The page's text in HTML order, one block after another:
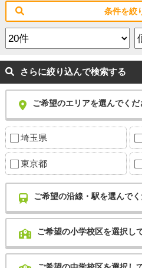
条件を絞
さらに絞り込んで検索する
ご希望のエリアを選んでくだ
埼玉県
東京都
ご希望の沿線・駅を選んで
ご希望の小学校区を選択し